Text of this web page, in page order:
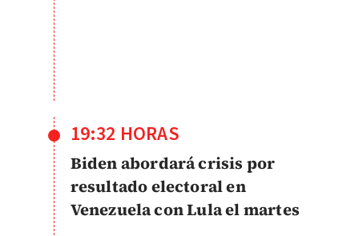
19:32 HORAS
Biden abordará crisis por
resultado electoral en
Venezuela con Lula el martes